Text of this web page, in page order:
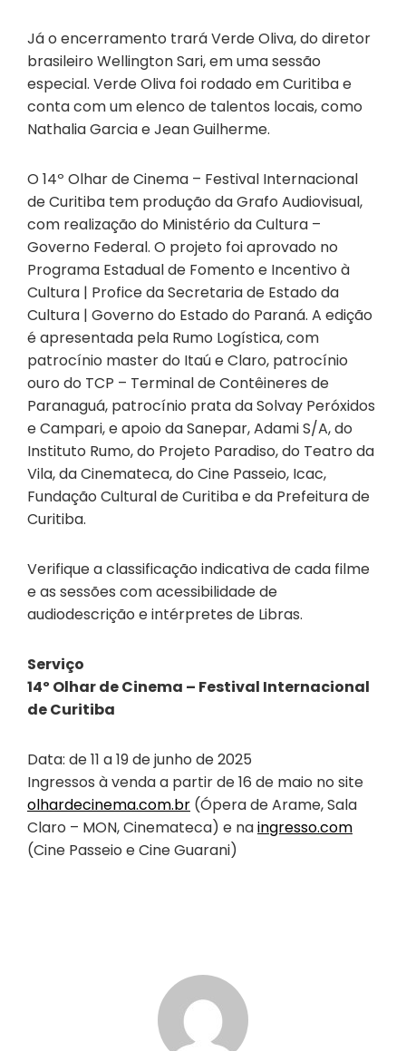
Já o encerramento trará Verde Oliva, do diretor
brasileiro Wellington Sari, em uma sessão
especial. Verde Oliva foi rodado em Curitiba e
conta com um elenco de talentos locais, como
Nathalia Garcia e Jean Guilherme.
O 14º Olhar de Cinema – Festival Internacional
de Curitiba tem produção da Grafo Audiovisual,
com realização do Ministério da Cultura –
Governo Federal. O projeto foi aprovado no
Programa Estadual de Fomento e Incentivo à
Cultura | Profice da Secretaria de Estado da
Cultura | Governo do Estado do Paraná. A edição
é apresentada pela Rumo Logística, com
patrocínio master do Itaú e Claro, patrocínio
ouro do TCP – Terminal de Contêineres de
Paranaguá, patrocínio prata da Solvay Peróxidos
e Campari, e apoio da Sanepar, Adami S/A, do
Instituto Rumo, do Projeto Paradiso, do Teatro da
Vila, da Cinemateca, do Cine Passeio, Icac,
Fundação Cultural de Curitiba e da Prefeitura de
Curitiba.
Verifique a classificação indicativa de cada filme
e as sessões com acessibilidade de
audiodescrição e intérpretes de Libras.
Serviço
14º Olhar de Cinema – Festival Internacional
de Curitiba
Data: de 11 a 19 de junho de 2025
Ingressos à venda a partir de 16 de maio no site
olhardecinema.com.br (Ópera de Arame, Sala
Claro – MON, Cinemateca) e naingresso.com
(Cine Passeio e Cine Guarani)